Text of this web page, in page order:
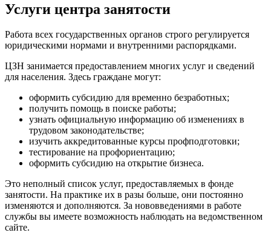
Услуги центра занятости
Работа всех государственных органов строго регулируется
юридическими нормами и внутренними распорядками.
ЦЗН занимается предоставлением многих услуг и сведений
для населения. Здесь граждане могут:
оформить субсидию для временно безработных;
получить помощь в поиске работы;
узнать официальную информацию об изменениях в
трудовом законодательстве;
изучить аккредитованные курсы профподготовки;
тестирование на профориентацию;
оформить субсидию на открытие бизнеса.
Это неполный список услуг, предоставляемых в фонде
занятости. На практике их в разы больше, они постоянно
изменяются и дополняются. За нововведениями в работе
службы вы имеете возможность наблюдать на ведомственном
сайте.